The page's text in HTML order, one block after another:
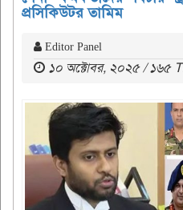
প্রসিকিউটর তামিম
Editor Panel
১০ অক্টোবর, ২০২৫ / ১৬৫